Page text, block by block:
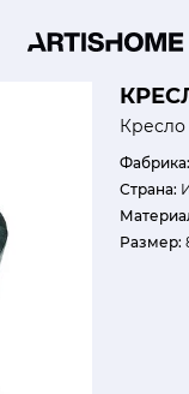
Фабрика:
Страна:
Размер: